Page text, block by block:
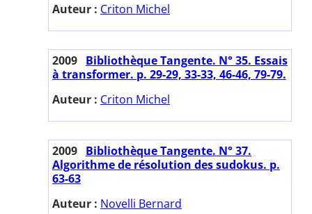
Auteur : Criton Michel
2009 Bibliothèque Tangente. N° 35. Essais
à transformer. p. 29-29, 33-33, 46-46, 79-79.
Auteur : Criton Michel
2009 Bibliothèque Tangente. N° 37.
Algorithme de résolution des sudokus. p.
63-63
Auteur : Novelli Bernard